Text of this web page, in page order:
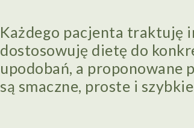
Każdego pacjenta traktuję
dostosowuję dietę do
upodobań, a proponowane
są smaczne, proste i